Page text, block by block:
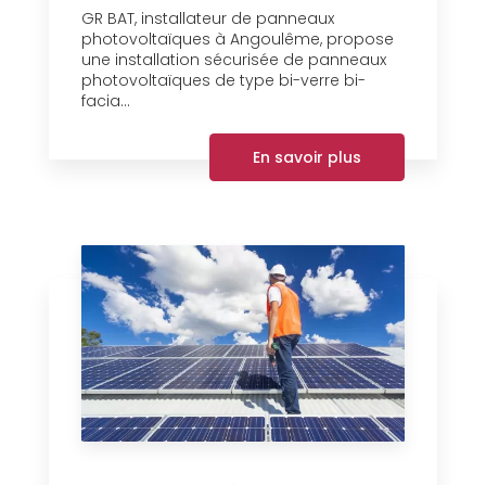
GR BAT, installateur de panneaux
photovoltaïques à Angoulême, propose
une installation sécurisée de panneaux
photovoltaïques de type bi-verre bi-
facia...
En savoir plus